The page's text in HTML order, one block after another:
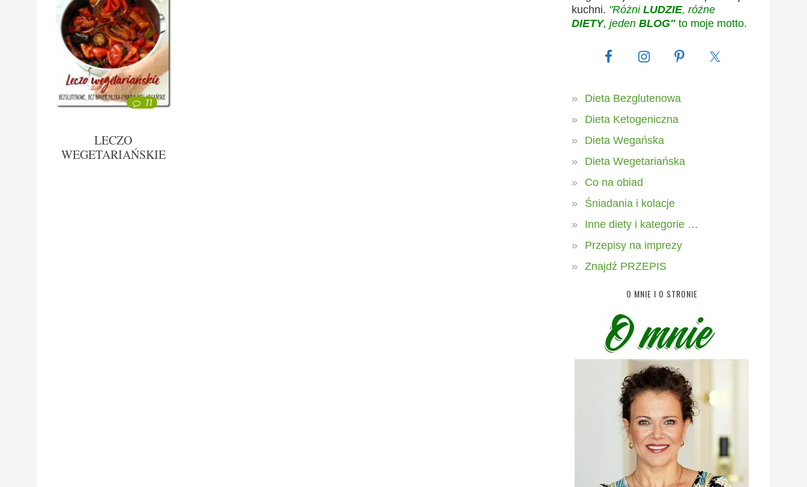
77
LECZO
WEGETARIAŃSKIE
kuchni. "Różni LUDZIE, różne
DIETY, jeden BLOG" to moje motto.
Dieta Bezglutenowa
Dieta Ketogeniczna
Dieta Wegańska
Dieta Wegetariańska
Co na obiad
Śniadania i kolacje
Inne diety i kategorie …
Przepisy na imprezy
Znajdź PRZEPIS
O MNIE I O STRONIE